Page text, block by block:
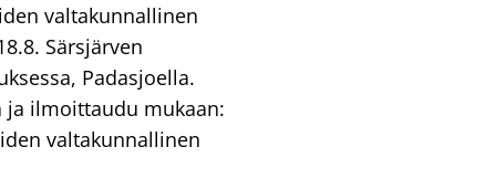
valtakunnallinen
Särsjärven
Padasjoella.
ja ilmoittaudu mukaan:
valtakunnallinen